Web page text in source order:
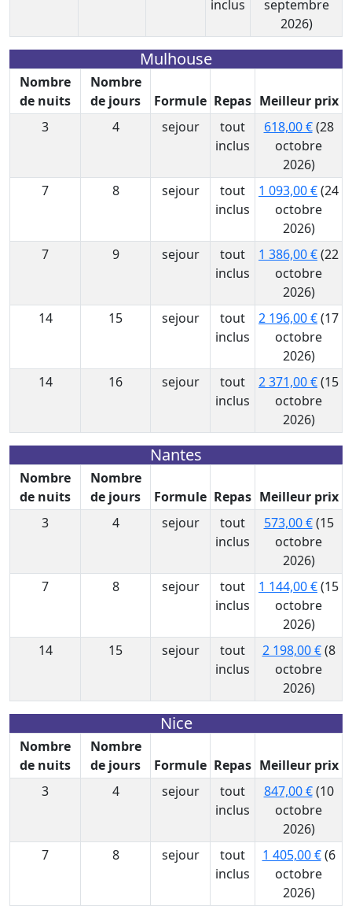
inclus
septembre
2026)
Mulhouse
Nombre
de nuits
Nombre
de jours
Formule Repas Meilleur prix
3
4 sejour
tout
inclus
618,00 €(28
octobre
2026)
7
8 sejour
tout
inclus
1 093,00 €(24
octobre
2026)
7
9 sejour
tout
inclus
1 386,00 €(22
octobre
2026)
14
15 sejour
tout
inclus
2 196,00 €(17
octobre
2026)
14
16 sejour
tout
inclus
2 371,00 €(15
octobre
2026)
Nantes
Nombre
de nuits
Nombre
de jours
Formule Repas Meilleur prix
3
4 sejour
tout
inclus
573,00 €(15
octobre
2026)
7
8 sejour
tout
inclus
1 144,00 €(15
octobre
2026)
14
15 sejour
tout
inclus
2 198,00 €(8
octobre
2026)
Nice
Nombre
de nuits
Nombre
de jours
Formule Repas Meilleur prix
3
4 sejour
tout
inclus
847,00 €(10
octobre
2026)
7
8 sejour
tout
inclus
1 405,00 €(6
octobre
2026)